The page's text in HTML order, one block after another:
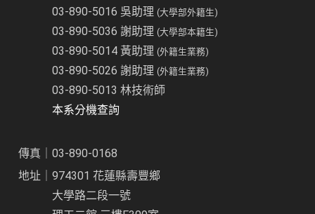
03-890-5016 吳助理(大學部外籍生)
03-890-5036 謝助理(大學部本籍生)
03-890-5014 黃助理(外籍生業務)
03-890-5026 謝助理(外籍生業務)
03-890-5013 林技術師
本系分機查詢
傳真｜03-890-0168
地址｜974301 花蓮縣壽豐鄉
大學路二段一號